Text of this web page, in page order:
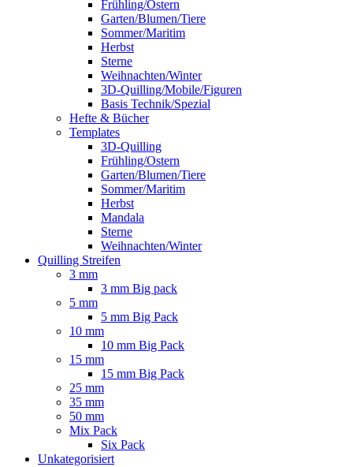
Frühling/Ostern
Garten/Blumen/Tiere
Sommer/Maritim
Herbst
Sterne
Weihnachten/Winter
3D-Quilling/Mobile/Figuren
Basis Technik/Spezial
Hefte & Bücher
Templates
3D-Quilling
Frühling/Ostern
Garten/Blumen/Tiere
Sommer/Maritim
Herbst
Mandala
Sterne
Weihnachten/Winter
Quilling Streifen
3 mm
3 mm Big pack
5 mm
5 mm Big Pack
10 mm
10 mm Big Pack
15 mm
15 mm Big Pack
25 mm
35 mm
50 mm
Mix Pack
Six Pack
Unkategorisiert